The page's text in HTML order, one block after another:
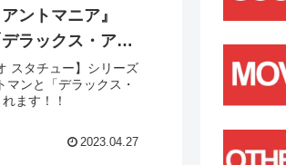
ントマニア』
ラックス・アー
売！！
スタチュー】シリーズ
ンと「デラックス・
ます！！
2023.04.27